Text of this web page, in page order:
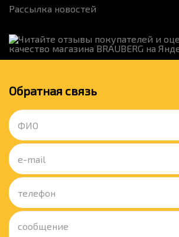
Рассылка новостей
Обратная связь